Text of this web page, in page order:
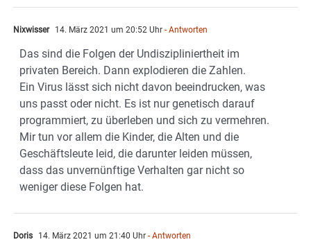
Nixwisser 14. März 2021 um 20:52 Uhr - Antworten
Das sind die Folgen der Undiszipliniertheit im
privaten Bereich. Dann explodieren die Zahlen.
Ein Virus lässt sich nicht davon beeindrucken, was
uns passt oder nicht. Es ist nur genetisch darauf
programmiert, zu überleben und sich zu vermehren.
Mir tun vor allem die Kinder, die Alten und die
Geschäftsleute leid, die darunter leiden müssen,
dass das unvernünftige Verhalten gar nicht so
weniger diese Folgen hat.
Doris 14. März 2021 um 21:40 Uhr - Antworten